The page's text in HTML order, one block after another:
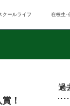
クールライフ 在校生･
！
過